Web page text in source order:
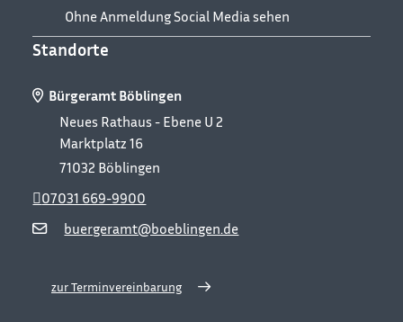
Ohne Anmeldung Social Media sehen
Standorte
Bürgeramt Böblingen
Neues Rathaus - Ebene U 2
Marktplatz 16
71032 Böblingen
buergeramt@boeblingen.de
07031 669-9900
zur Terminvereinbarung